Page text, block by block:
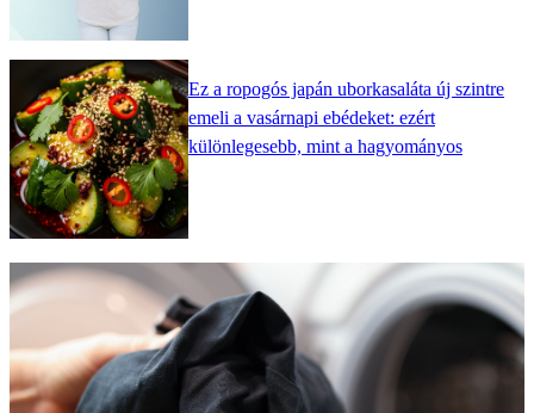
Ez a ropogós japán uborkasaláta új szintre
emeli a vasárnapi ebédeket: ezért
különlegesebb, mint a hagyományos